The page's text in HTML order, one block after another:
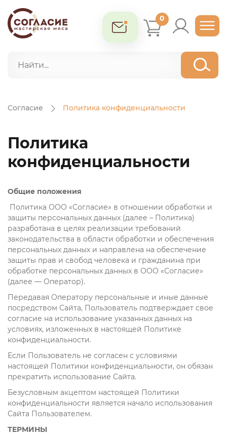
0
Согласие Политика конфиденциальности
Политика
конфиденциальности
Общие положения
Политика ООО «Согласие» в отношении обработки и
защиты персональных данных (далее – Политика)
разработана в целях реализации требований
законодательства в области обработки и обеспечения
персональных данных и направлена на обеспечение
защиты прав и свобод человека и гражданина при
обработке персональных данных в ООО «Согласие»
(далее — Оператор).
Передавая Оператору персональные и иные данные
посредством Сайта, Пользователь подтверждает свое
согласие на использование указанных данных на
условиях, изложенных в настоящей Политике
конфиденциальности.
Если Пользователь не согласен с условиями
настоящей Политики конфиденциальности, он обязан
прекратить использование Сайта.
Безусловным акцептом настоящей Политики
конфиденциальности является начало использования
Сайта Пользователем.
ТЕРМИНЫ